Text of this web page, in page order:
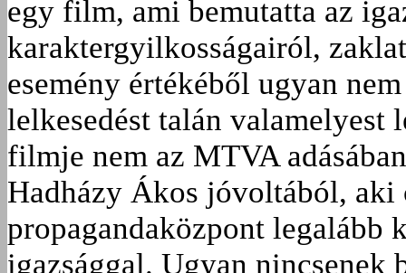
egy film, ami bemutatta az
karaktergyilkosságairól,
esemény értékéből ugyan
lelkesedést talán
filmje nem az MTVA
Hadházy Ákos jóvoltából, aki
propagandaközpont legalább
igazsággal. Ugyan nincsenek